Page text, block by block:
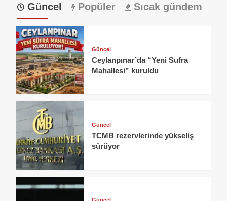
Güncel Popüler Sıcak gündem
Güncel
Ceylanpınar’da “Yeni Sufra
Mahallesi” kuruldu
Güncel
TCMB rezervlerinde yükseliş
sürüyor